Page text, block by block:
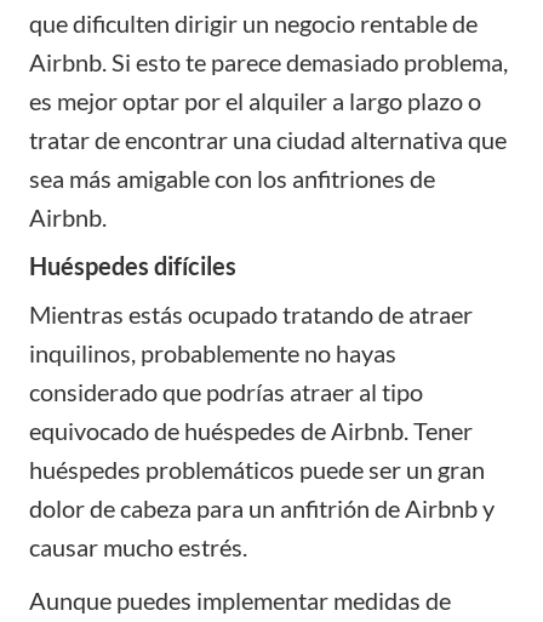
que dificulten dirigir un negocio rentable de
Airbnb. Si esto te parece demasiado problema,
es mejor optar por el alquiler a largo plazo o
tratar de encontrar una ciudad alternativa que
sea más amigable con los anfitriones de
Airbnb.
Huéspedes difíciles
Mientras estás ocupado tratando de atraer
inquilinos, probablemente no hayas
considerado que podrías atraer al tipo
equivocado de huéspedes de Airbnb. Tener
huéspedes problemáticos puede ser un gran
dolor de cabeza para un anfitrión de Airbnb y
causar mucho estrés.
Aunque puedes implementar medidas de